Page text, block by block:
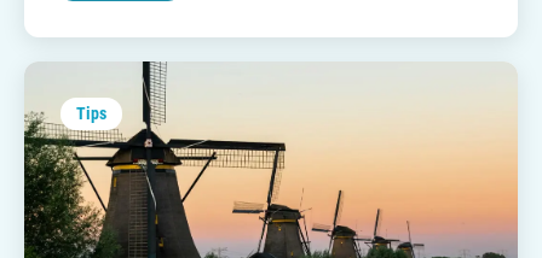
verzameld. Tijd voor een Q&A. Nou ja, niet een
echte want niemand heeft me geïnterviewd, maar
ik ging zeg maar lekker met mezelf in gesprek.
Met een boel vragen en antwoorden waar jij
misschien je voordeel wel mee kunt doen. Hier
komt deel 1.
Tips